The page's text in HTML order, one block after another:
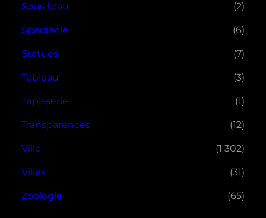
Sous l'eau (2)
Spectacle (6)
Statues (7)
Tableau (3)
Tapisserie (1)
Transparences (12)
Ville (1 302)
Villes (31)
Zoologie (65)